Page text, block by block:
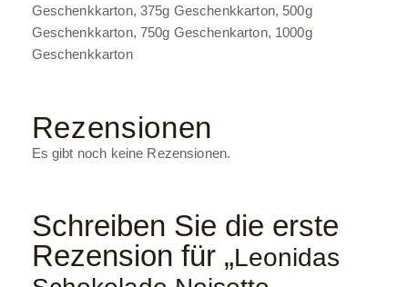
Geschenkkarton, 375g Geschenkkarton, 500g
Geschenkkarton, 750g Geschenkarton, 1000g
Geschenkkarton
Rezensionen
Es gibt noch keine Rezensionen.
Schreiben Sie die erste
Rezension für „Leonidas